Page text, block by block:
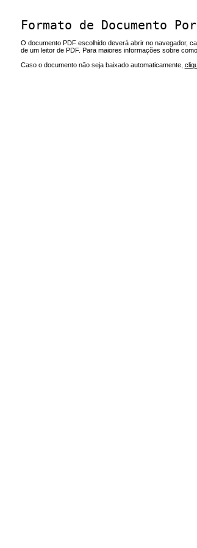
Formato de Documento
O documento PDF escolhido deverá abrir no navegador,
de um leitor de PDF. Para maiores informações sobre
Caso o documento não seja baixado automaticamente,